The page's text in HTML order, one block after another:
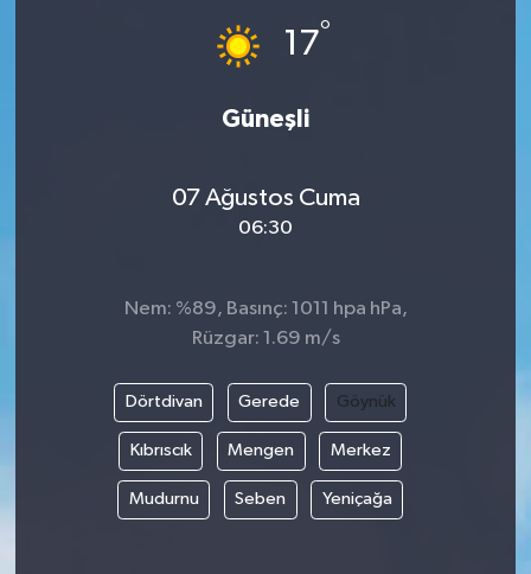
17°
Güneşli
07 Ağustos Cuma
06:30
Nem: %89, Basınç: 1011 hpa hPa,
Rüzgar: 1.69 m/s
Dörtdivan Gerede Göynük
Kıbrıscık Mengen Merkez
Mudurnu Seben Yeniçağa